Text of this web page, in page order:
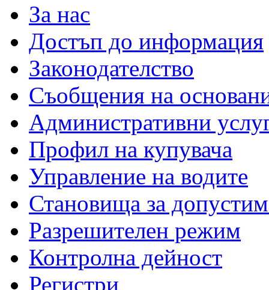
За нас
Достъп до информация
Законодателство
Съобщения на
Административни
Профил на купувача
Управление на водите
Становища за
Разрешителен режим
Контролна дейност
Регистри